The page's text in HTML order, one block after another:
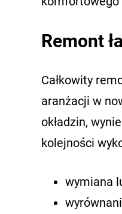
Remont
Całkowity
aranżacji w
okładzin,
kolejności
wymiana